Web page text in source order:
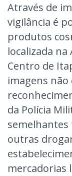
Através de
vigilância é
produtos
localizada
Centro de
imagens
da Polícia
outras
mercadorias